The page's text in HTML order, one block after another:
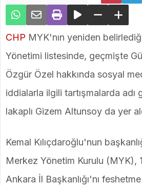
CHP MYK'nın yeniden
Yönetimi listesinde, geçmişte
Özgür Özel hakkında sosyal
iddialarla ilgili tartışmalarda
lakaplı Gizem Altunsoy da yer
Kemal Kılıçdaroğlu'nun
Merkez Yönetim Kurulu (MYK),
Ankara İl Başkanlığı'nı feshetme